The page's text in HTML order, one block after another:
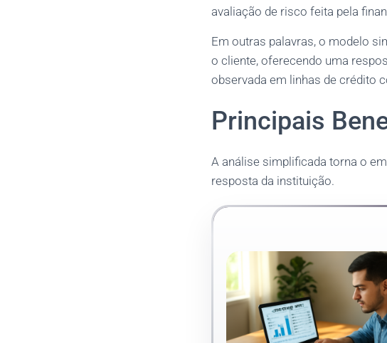
avaliação de risco feita pela
Em outras palavras, o modelo
o cliente, oferecendo uma
observada em linhas de crédito
Principais
A análise simplificada torna o
resposta da instituição.